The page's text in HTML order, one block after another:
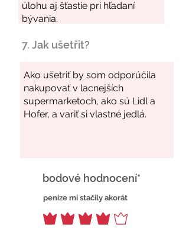
7. Jak ušetřit?
bodové hodnocení*
peníze mi stačily akorát